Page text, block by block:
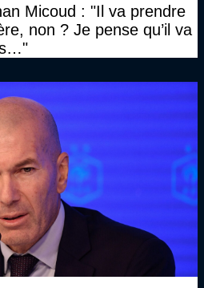
Micoud : "Il va prendre
non ? Je pense qu’il va